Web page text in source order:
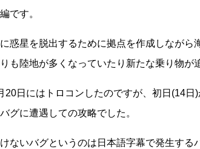
です。
惑星を脱出するために拠点を作成しながら
も陸地が多くなっていたり新たな乗り物が
20日にはトロコンしたのですが、初日(14日
グに遭遇しての攻略でした。
ないバグというのは日本語字幕で発生する